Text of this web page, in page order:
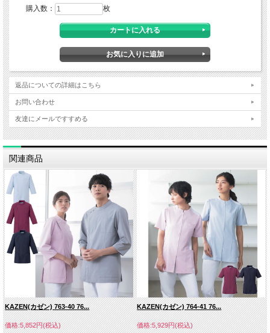
購入数： 枚
返品についての詳細はこちら
お問い合わせ
友達にメールですすめる
関連商品
KAZEN(カゼン) 763-40 76...
価格:5,852円(税込)
KAZEN(カゼン) 764-41 76...
価格:5,929円(税込)